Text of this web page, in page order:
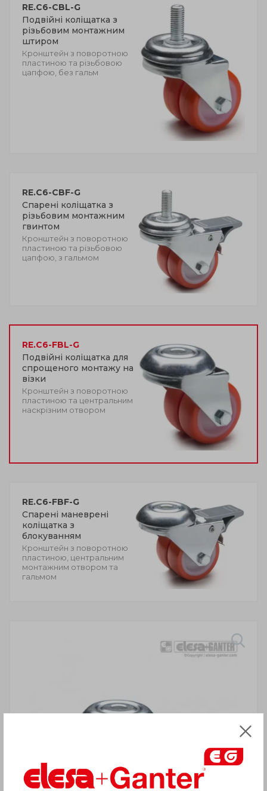
RE.C6-CBL-G
Подвійні коліщатка з
різьбовим монтажним
штиром
Кронштейн з поворотною
пластиною та різьбовою
цапфою, без гальм
RE.C6-CBF-G
Спарені коліщатка з
різьбовим монтажним
гвинтом
Кронштейн з поворотною
пластиною та різьбовою
цапфою, з гальмом
RE.C6-FBL-G
Подвійні коліщатка для
спрощеного монтажу на
візки
Кронштейн з поворотною
пластиною та центральним
наскрізним отвором
RE.C6-FBF-G
Спарені маневрені
коліщатка з
блокуванням
Кронштейн з поворотною
пластиною, центральним
монтажним отвором та
гальмом